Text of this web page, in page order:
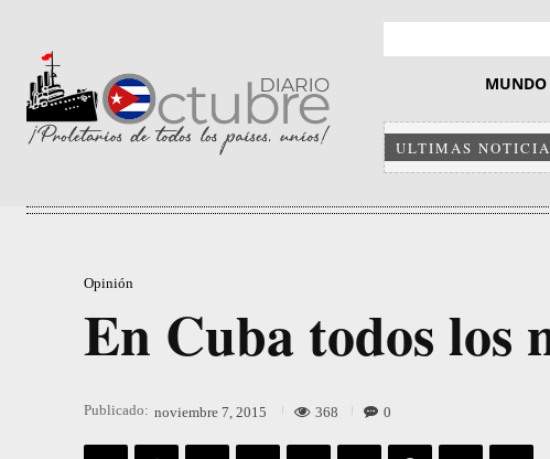
MUNDO
ULTIMAS
Opinión
En Cuba todos los
Publicado: noviembre 7, 2015 368 0